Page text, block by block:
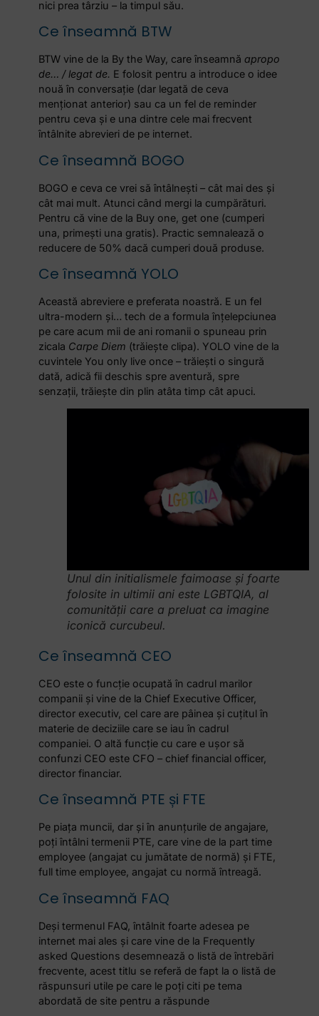
nici prea târziu – la timpul său.
Ce înseamnă BTW
BTW vine de la By the Way, care înseamnă apropo
de… / legat de. E folosit pentru a introduce o idee
nouă în conversație (dar legată de ceva
menționat anterior) sau ca un fel de reminder
pentru ceva și e una dintre cele mai frecvent
întâlnite abrevieri de pe internet.
Ce înseamnă BOGO
BOGO e ceva ce vrei să întâlnești – cât mai des și
cât mai mult. Atunci când mergi la cumpărături.
Pentru că vine de la Buy one, get one (cumperi
una, primești una gratis). Practic semnalează o
reducere de 50% dacă cumperi două produse.
Ce înseamnă YOLO
Această abreviere e preferata noastră. E un fel
ultra-modern și… tech de a formula înțelepciunea
pe care acum mii de ani romanii o spuneau prin
zicala Carpe Diem (trăiește clipa). YOLO vine de la
cuvintele You only live once – trăiești o singură
dată, adică fii deschis spre aventură, spre
senzații, trăiește din plin atâta timp cât apuci.
Unul din initialismele faimoase și foarte
folosite in ultimii ani este LGBTQIA, al
comunității care a preluat ca imagine
iconică curcubeul.
Ce înseamnă CEO
CEO este o funcție ocupată în cadrul marilor
companii și vine de la Chief Executive Officer,
director executiv, cel care are pâinea și cuțitul în
materie de deciziile care se iau în cadrul
companiei. O altă funcție cu care e ușor să
confunzi CEO este CFO – chief financial officer,
director financiar.
Ce înseamnă PTE și FTE
Pe piața muncii, dar și în anunțurile de angajare,
poți întâlni termenii PTE, care vine de la part time
employee (angajat cu jumătate de normă) și FTE,
full time employee, angajat cu normă întreagă.
Ce înseamnă FAQ
Deși termenul FAQ, întâlnit foarte adesea pe
internet mai ales și care vine de la Frequently
asked Questions desemnează o listă de întrebări
frecvente, acest titlu se referă de fapt la o listă de
răspunsuri utile pe care le poți citi pe tema
abordată de site pentru a răspunde